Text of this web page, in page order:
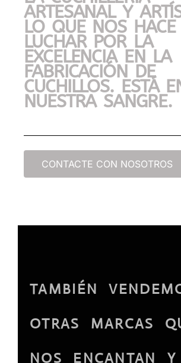
ARTESANAL Y
LO QUE NOS HACE
LUCHAR POR LA
EXCELENCIA EN LA
FABRICACIÓN DE
CUCHILLOS. ESTÁ
NUESTRA SANGRE.
CONTACTE CON NOSOTROS
TAMBIÉN
OTRAS MARCAS
NOS ENCANTAN Y